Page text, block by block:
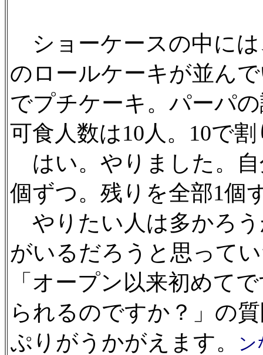
ショーケースの中には
のロールケーキが並ん
でプチケーキ。パーパ
可食人数は10人。10で
はい。やりました。自
個ずつ。残りを全部1個
やりたい人は多かろ
がいるだろうと思って
「オープン以来初めて
られるのですか？」の
ぷりがうかがえます。